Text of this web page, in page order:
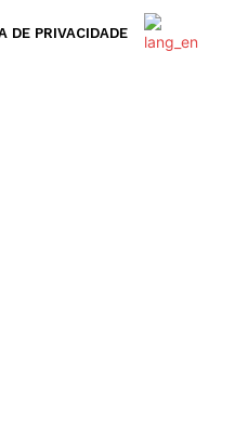
DE PRIVACIDADE